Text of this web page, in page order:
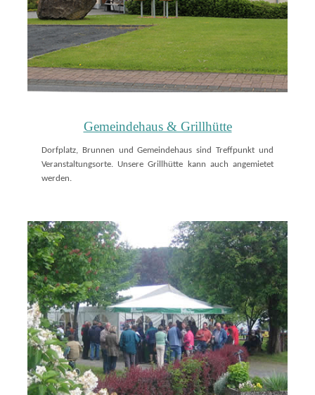
Gemeindehaus & Grillhütte
Dorfplatz, Brunnen und Gemeindehaus sind Treffpunkt und
Veranstaltungsorte. Unsere Grillhütte kann auch angemietet
werden.